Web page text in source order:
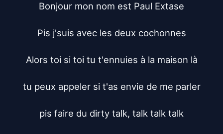
Bonjour mon nom est Paul Extase
Pis j'suis avec les deux cochonnes
Alors toi si toi tu t'ennuies à la maison là
tu peux appeler si t'as envie de me parler
pis faire du dirty talk, talk talk talk